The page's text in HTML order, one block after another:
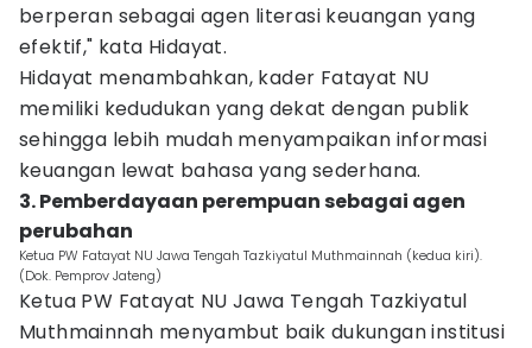
berperan sebagai agen literasi keuangan yang
efektif," kata Hidayat.
Hidayat menambahkan, kader Fatayat NU
memiliki kedudukan yang dekat dengan publik
sehingga lebih mudah menyampaikan informasi
keuangan lewat bahasa yang sederhana.
3. Pemberdayaan perempuan sebagai agen
perubahan
Ketua PW Fatayat NU Jawa Tengah Tazkiyatul Muthmainnah (kedua kiri).
(Dok. Pemprov Jateng)
Ketua PW Fatayat NU Jawa Tengah Tazkiyatul
Muthmainnah menyambut baik dukungan institusi